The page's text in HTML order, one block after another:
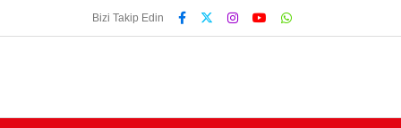
Bizi Takip Edin